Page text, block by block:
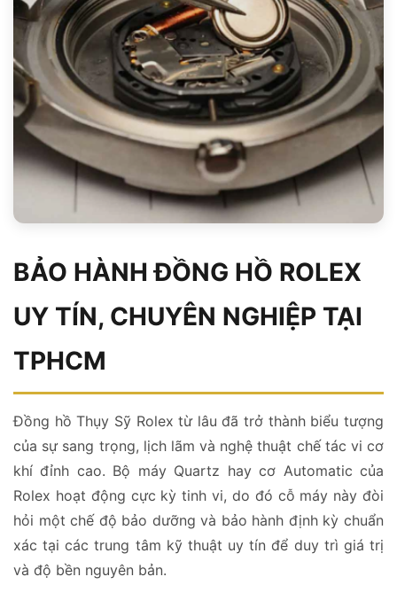
BẢO HÀNH ĐỒNG HỒ ROLEX
UY TÍN, CHUYÊN NGHIỆP TẠI
TPHCM
Đồng hồ Thụy Sỹ Rolex từ lâu đã trở thành biểu tượng
của sự sang trọng, lịch lãm và nghệ thuật chế tác vi cơ
khí đỉnh cao. Bộ máy Quartz hay cơ Automatic của
Rolex hoạt động cực kỳ tinh vi, do đó cỗ máy này đòi
hỏi một chế độ bảo dưỡng và bảo hành định kỳ chuẩn
xác tại các trung tâm kỹ thuật uy tín để duy trì giá trị
và độ bền nguyên bản.